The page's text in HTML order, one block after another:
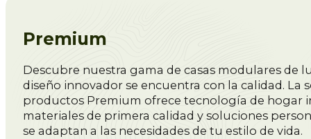
Premium
Descubre nuestra gama de casas modulares de
diseño innovador se encuentra con la calidad. La
productos Premium ofrece tecnología de hogar
materiales de primera calidad y soluciones
se adaptan a las necesidades de tu estilo de vida.